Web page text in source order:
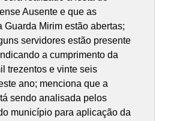
Ausente e que as
Guarda Mirim estão abertas;
servidores estão presente
a cumprimento da
trezentos e vinte seis
ano; menciona que a
sendo analisada pelos
município para aplicação da